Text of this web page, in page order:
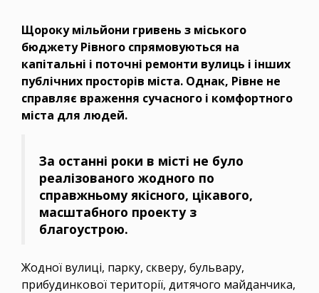
Щороку мільйони гривень з міського
бюджету Рівного спрямовуються на
капітальні і поточні ремонти вулиць і інших
публічних просторів міста. Однак, Рівне не
справляє враження сучасного і комфортного
міста для людей.
За останні роки в місті не було
реалізованого жодного по
справжньому якісного, цікавого,
масштабного проекту з
благоустрою.
Жодної вулиці, парку, скверу, бульвару,
прибудинкової території, дитячого майданчика,